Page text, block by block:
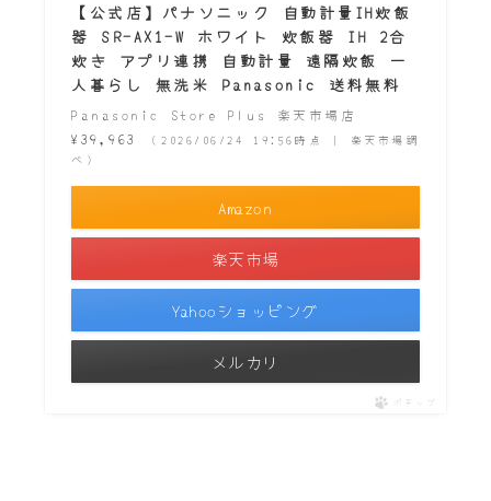
【公式店】パナソニック 自動計量IH炊飯
器 SR-AX1-W ホワイト 炊飯器 IH 2合
炊き アプリ連携 自動計量 遠隔炊飯 一
人暮らし 無洗米 Panasonic 送料無料
Panasonic Store Plus 楽天市場店
¥39,963
（2026/06/24 19:56時点 | 楽天市場調
べ）
Amazon
楽天市場
Yahooショッピング
メルカリ
ポチップ